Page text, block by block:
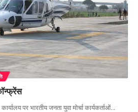
पर भारतीय जनता युवा मोर्चा कार्यकर्ताओं…